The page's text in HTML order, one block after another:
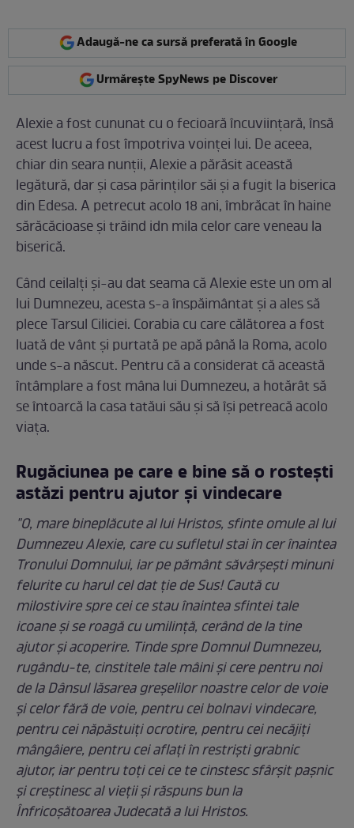
Adaugă-ne ca sursă preferată în Google
Urmărește SpyNews pe Discover
Alexie a fost cununat cu o fecioară încuviințară, însă
acest lucru a fost împotriva voinței lui. De aceea,
chiar din seara nunții, Alexie a părăsit această
legătură, dar și casa părinților săi și a fugit la biserica
din Edesa. A petrecut acolo 18 ani, îmbrăcat în haine
sărăcăcioase și trăind idn mila celor care veneau la
biserică.
Când ceilalți și-au dat seama că Alexie este un om al
lui Dumnezeu, acesta s-a înspăimântat și a ales să
plece Tarsul Ciliciei. Corabia cu care călătorea a fost
luată de vânt și purtată pe apă până la Roma, acolo
unde s-a născut. Pentru că a considerat că această
întâmplare a fost mâna lui Dumnezeu, a hotărât să
se întoarcă la casa tatăui său și să își petreacă acolo
viața.
Rugăciunea pe care e bine să o rostești
astăzi pentru ajutor şi vindecare
"O, mare bineplăcute al lui Hristos, sfinte omu­le al lui
Dumnezeu Alexie, care cu sufletul stai în cer înaintea
Tronului Domnului, iar pe pământ săvârşeşti minuni
felurite cu harul cel dat ţie de Sus! Caută cu
milostivire spre cei ce stau înaintea sfintei tale
icoane şi se roagă cu umilinţă, cerând de la tine
ajutor şi acoperire. Tinde spre Dom­nul Dumnezeu,
rugându-te, cinstitele tale mâini şi cere pentru noi
de la Dânsul lăsarea greşelilor noastre celor de voie
şi celor fără de voie, pen­tru cei bolnavi vindecare,
pentru cei năpăstuiţi ocrotire, pentru cei necăjiţi
mângâiere, pentru cei aflaţi în restrişti grabnic
ajutor, iar pentru toţi cei ce te cinstesc sfârşit paşnic
şi creştinesc al vie­ţii şi răspuns bun la
Înfricoşătoarea Judecată a lui Hristos.